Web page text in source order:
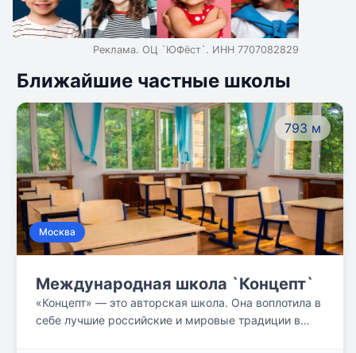
Реклама. ОЦ `ЮФёст`. ИНН 7707082829
Ближайшие частные школы
793 м
Москва
Международная школа `Концепт`
«Концепт» — это авторская школа. Она воплотила в
себе лучшие российские и мировые традиции в